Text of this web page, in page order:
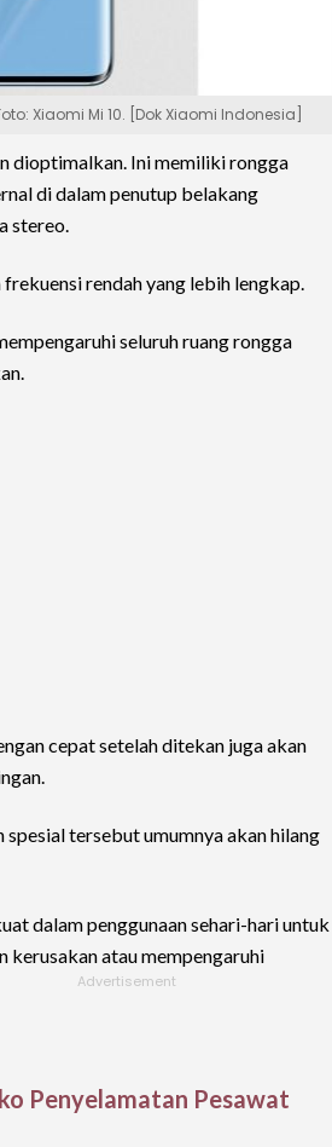
Xiaomi Mi 10. [Dok Xiaomi Indonesia]
dioptimalkan. Ini memiliki rongga
di dalam penutup belakang
stereo.
rendah yang lebih lengkap.
seluruh ruang rongga
cepat setelah ditekan juga akan
tersebut umumnya akan hilang
dalam penggunaan sehari-hari untuk
kerusakan atau mempengaruhi
Penyelamatan Pesawat